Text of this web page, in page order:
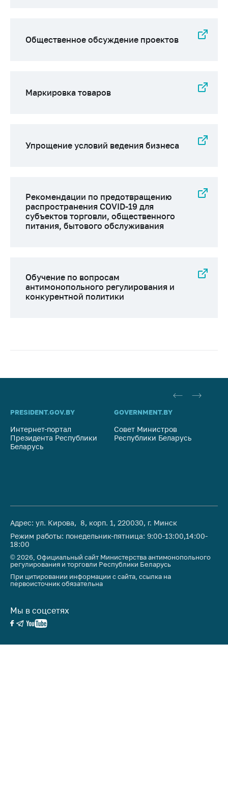
Общественное обсуждение проектов
Маркировка товаров
Упрощение условий ведения бизнеса
Рекомендации по предотвращению
распространения COVID-19 для
субъектов торговли, общественного
питания, бытового обслуживания
Обучение по вопросам
антимонопольного регулирования и
конкурентной политики
PRESIDENT.GOV.BY
Интернет-портал
Президента Республики
Беларусь
GOVERNMENT.BY
Совет Министров
Республики Беларусь
Адрес: ул. Кирова, 8, корп. 1, 220030, г. Минск
Режим работы: понедельник-пятница: 9:00-13:00,14:00-
18:00
© 2026, Официальный сайт Министерства антимонопольного
регулирования и торговли Республики Беларусь
При цитировании информации с сайта, ссылка на
первоисточник обязательна
Мы в соцсетях